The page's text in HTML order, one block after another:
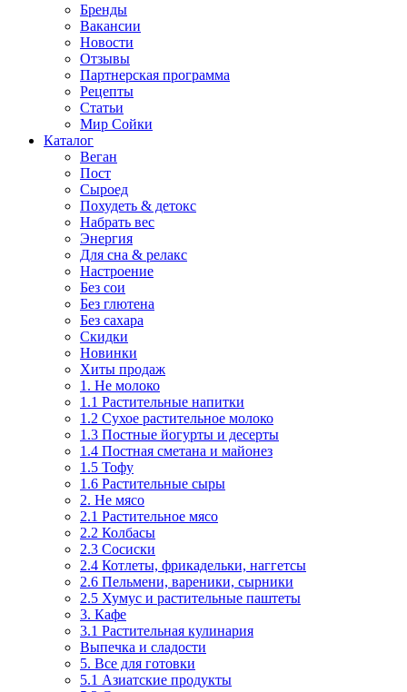
Бренды
Вакансии
Новости
Отзывы
Партнерская программа
Рецепты
Статьи
Мир Сойки
Каталог
Веган
Пост
Сыроед
Похудеть & детокс
Набрать вес
Энергия
Для сна & релакс
Настроение
Без сои
Без глютена
Без сахара
Скидки
Новинки
Хиты продаж
1. Не молоко
1.1 Растительные напитки
1.2 Сухое растительное молоко
1.3 Постные йогурты и десерты
1.4 Постная сметана и майонез
1.5 Тофу
1.6 Растительные сыры
2. Не мясо
2.1 Растительное мясо
2.2 Колбасы
2.3 Сосиски
2.4 Котлеты, фрикадельки, наггетсы
2.6 Пельмени, вареники, сырники
2.5 Хумус и растительные паштеты
3. Кафе
3.1 Растительная кулинария
Выпечка и сладости
5. Все для готовки
5.1 Азиатские продукты